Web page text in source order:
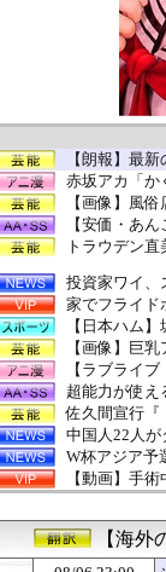
【朗報】最
赤坂アカ「か
【画像】風
【安価・あ
トラウデン
投資家ワイ、
家でフライド
【日本ハム
【画像】巨
【ラブライ
超能力が使
佐久間宣行『
中国人22人
W杯アジア予
【動画】手
ロシア海軍の
【NGS】LG5
【売春防止法
【海